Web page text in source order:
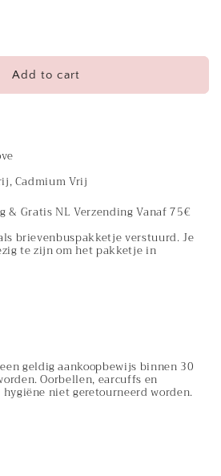
Add to cart
Cadmium Vrij
& Gratis NL Verzending Vanaf 75€
brievenbuspakketje verstuurd. Je
te zijn om het pakketje in
geldig aankoopbewijs binnen 30
Oorbellen, earcuffs en
niet geretourneerd worden.